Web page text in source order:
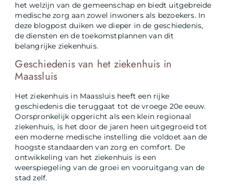
het welzijn van de gemeenschap en biedt uitgebreide
medische zorg aan zowel inwoners als bezoekers. In
deze blogpost duiken we dieper in de geschiedenis,
de diensten en de toekomstplannen van dit
belangrijke ziekenhuis.
Geschiedenis van het ziekenhuis in
Maassluis
Het ziekenhuis in Maassluis heeft een rijke
geschiedenis die teruggaat tot de vroege 20e eeuw.
Oorspronkelijk opgericht als een klein regionaal
ziekenhuis, is het door de jaren heen uitgegroeid tot
een moderne medische instelling die voldoet aan de
hoogste standaarden van zorg en comfort. De
ontwikkeling van het ziekenhuis is een
weerspiegeling van de groei en vooruitgang van de
stad zelf.